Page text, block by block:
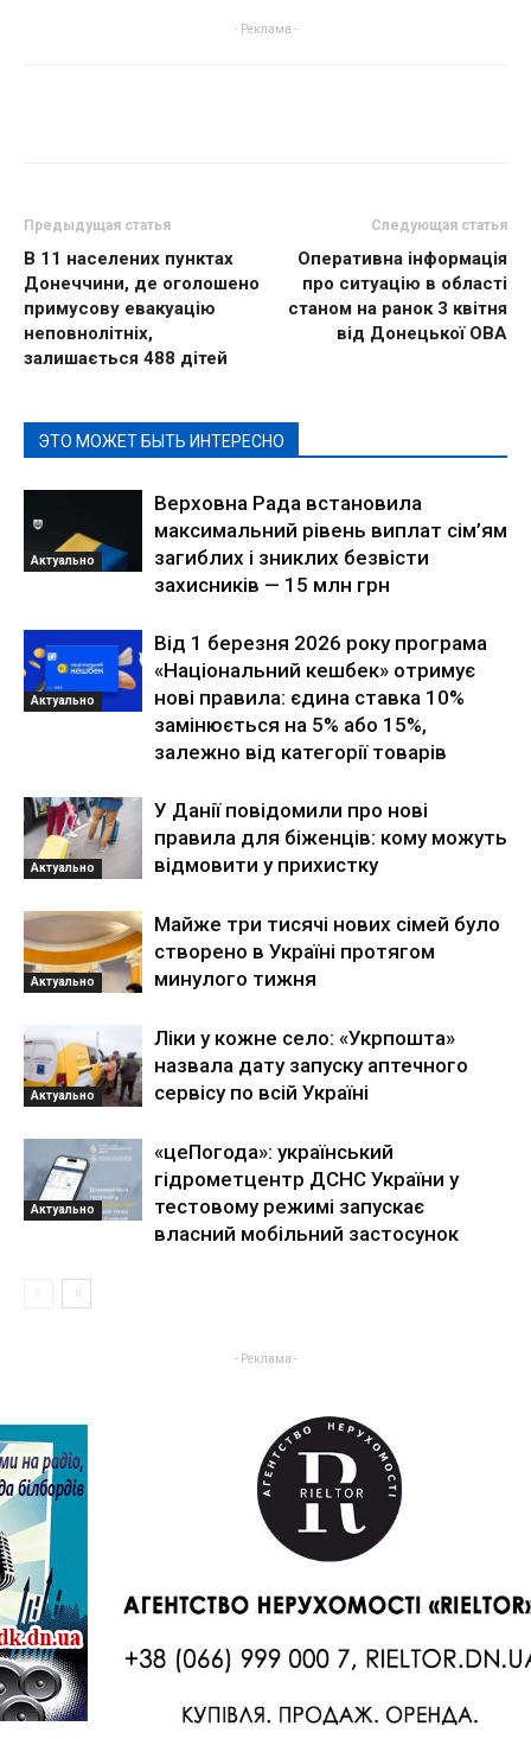
- Реклама -
Предыдущая статья
В 11 населених пунктах
Донеччини, де оголошено
примусову евакуацію
неповнолітніх,
залишається 488 дітей
Следующая статья
Оперативна інформація
про ситуацію в області
станом на ранок 3 квітня
від Донецької ОВА
ЭТО МОЖЕТ БЫТЬ ИНТЕРЕСНО
Актуально
Верховна Рада встановила
максимальний рівень виплат сім’ям
загиблих і зниклих безвісти
захисників — 15 млн грн
Актуально
Від 1 березня 2026 року програма
«Національний кешбек» отримує
нові правила: єдина ставка 10%
замінюється на 5% або 15%,
залежно від категорії товарів
Актуально
У Данії повідомили про нові
правила для біженців: кому можуть
відмовити у прихистку
Актуально
Майже три тисячі нових сімей було
створено в Україні протягом
минулого тижня
Актуально
Ліки у кожне село: «Укрпошта»
назвала дату запуску аптечного
сервісу по всій Україні
Актуально
«цеПогода»: український
гідрометцентр ДСНС України у
тестовому режимі запускає
власний мобільний застосунок
- Реклама -